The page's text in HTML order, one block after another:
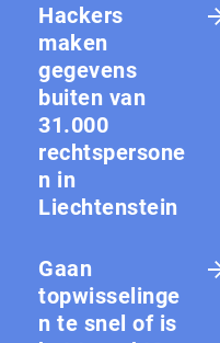
Hackers
maken
gegevens
buiten van
31.000
rechtspersone
n in
Liechtenstein
Gaan
topwisselinge
n te snel of is